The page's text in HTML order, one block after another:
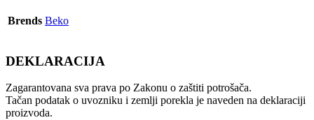
Brends Beko
DEKLARACIJA
Zagarantovana sva prava po Zakonu o zaštiti potrošača.
Tačan podatak o uvozniku i zemlji porekla je naveden na deklaraciji
proizvoda.